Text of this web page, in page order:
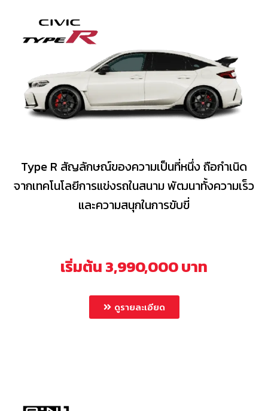
Type R สัญลักษณ์ของความเป็นที่หนึ่ง ถือกำเนิด
จากเทคโนโลยีการแข่งรถในสนาม พัฒนาทั้งความเร็ว
และความสนุกในการขับขี่
เริ่มต้น 3,990,000 บาท
ดูรายละเอียด